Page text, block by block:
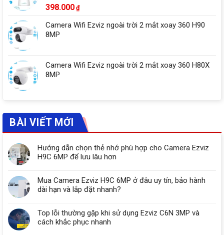
398.000 ₫
Camera Wifi Ezviz ngoài trời 2 mắt xoay 360 H90
8MP
Camera Wifi Ezviz ngoài trời 2 mắt xoay 360 H80X
8MP
BÀI VIẾT MỚI
Hướng dẫn chọn thẻ nhớ phù hợp cho Camera Ezviz
H9C 6MP để lưu lâu hơn
Mua Camera Ezviz H9C 6MP ở đâu uy tín, bảo hành
dài hạn và lắp đặt nhanh?
Top lỗi thường gặp khi sử dụng Ezviz C6N 3MP và
cách khắc phục nhanh